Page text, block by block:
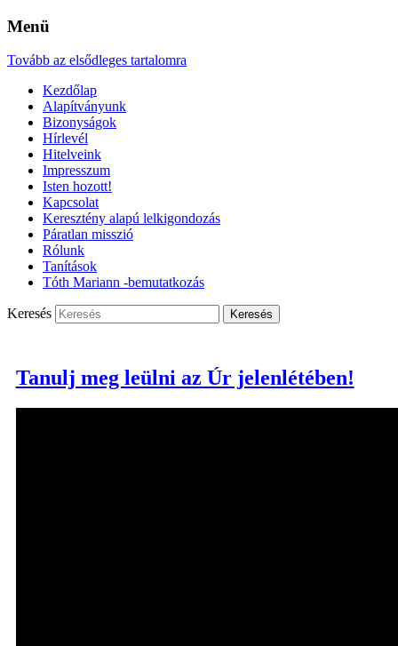
Menü
Tovább az elsődleges tartalomra
Kezdőlap
Alapítványunk
Bizonyságok
Hírlevél
Hitelveink
Impresszum
Isten hozott!
Kapcsolat
Keresztény alapú lelkigondozás
Páratlan misszió
Rólunk
Tanítások
Tóth Mariann -bemutatkozás
Keresés
Tanulj meg leülni az Úr jelenlétében!